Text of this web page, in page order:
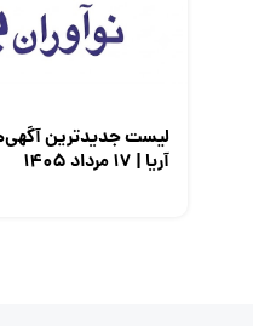
لیست جدیدترین
آریا | ۱۷ مرداد ۱۴۰۵